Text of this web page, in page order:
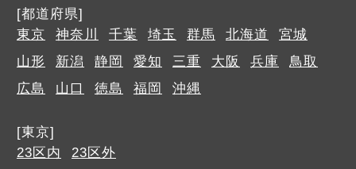
[都道府県]
東京
神奈川 千葉 埼玉 群馬 北海道
宮城
山形
新潟 静岡 愛知 三重 大阪 兵庫
鳥取
広島
山口 徳島 福岡 沖縄
[東京]
23区内
23区外